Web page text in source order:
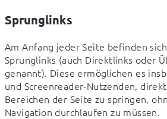
Sprunglinks
Am Anfang jeder Seite befinden
Sprunglinks (auch Direktlinks oder
genannt). Diese ermöglichen es
und Screenreader-Nutzenden,
Bereichen der Seite zu springen,
Navigation durchlaufen zu müssen.